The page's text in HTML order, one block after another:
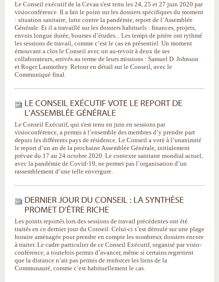
Le Conseil exécutif de la Cevaa s'est tenu les 24, 25 et 27 juin 2020 par
visioconférence. Il a fait le point sur les dossiers spécifiques du moment
: situation sanitaire, lutte contre la pandémie, report de l’Assemblée
Générale. Et il a travaillé sur les dossiers habituels : finances, projets,
envois longue durée, bourses d’études... Les temps de prière ont rythmé
les sessions de travail, comme c’est le cas en présentiel. Un moment
émouvant a clos le Conseil avec un au-revoir à deux de ses
collaborateurs, arrivés au terme de leurs missions : Samuel D. Johnson
et Roger Lasmothey. Retour en détail sur le Conseil, avec le
Communiqué final.
LE CONSEIL EXÉCUTIF VOTE LE REPORT DE
L’ASSEMBLÉE GÉNÉRALE
Le Conseil Exécutif, qui s'est tenu en juin en sessions par
visioconférence, a permis à l’ensemble des membres d’y prendre part
depuis les différents pays de résidence. Le Conseil a voté à l’unanimité
le report d’un an de la prochaine Assemblée Générale, initialement
prévue du 17 au 24 octobre 2020. Le contexte sanitaire mondial actuel,
avec la pandémie de Covid-19, ne permet pas l’organisation d’un
rassemblement d’une telle envergure.
DERNIER JOUR DU CONSEIL : LA SYNTHÈSE
PROMET D’ÊTRE RICHE
Les points reportés lors des sessions de travail précédentes ont été
traités en ce dernier jour du Conseil. Celui-ci s’est déroulé sur une plage
horaire aménagée pour prendre en compte les nombreux dossiers encore
à traiter. Le cadre particulier de ce Conseil Exécutif, organisé par visio-
conférence, a toutefois permis d’avancer, même si certains regrettent
que la distance n’ait pas permis de renforcer les liens de la
Communauté, comme c’est habituellement le cas.